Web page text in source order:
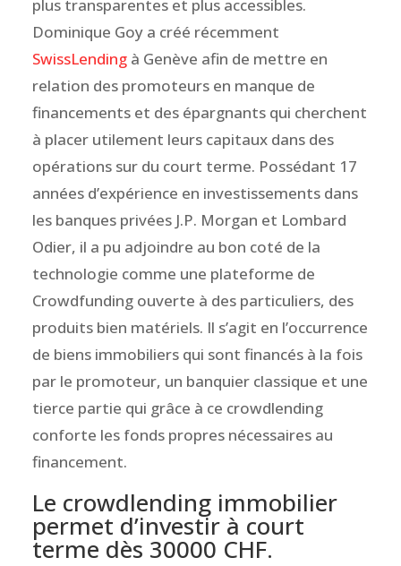
plus transparentes et plus accessibles.
Dominique Goy a créé récemment
SwissLendingà Genève afin de mettre en
relation des promoteurs en manque de
financements et des épargnants qui cherchent
à placer utilement leurs capitaux dans des
opérations sur du court terme. Possédant 17
années d’expérience en investissements dans
les banques privées J.P. Morgan et Lombard
Odier, il a pu adjoindre au bon coté de la
technologie comme une plateforme de
Crowdfunding ouverte à des particuliers, des
produits bien matériels. Il s’agit en l’occurrence
de biens immobiliers qui sont financés à la fois
par le promoteur, un banquier classique et une
tierce partie qui grâce à ce crowdlending
conforte les fonds propres nécessaires au
financement.
Le crowdlending immobilier
permet d’investir à court
terme dès 30000 CHF.